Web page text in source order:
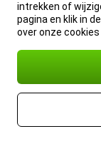
intrekken of
pagina en klik in
over onze cookies